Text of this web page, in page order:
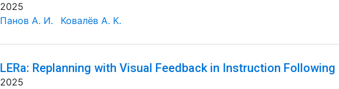
2025
Панов А. И.
Ковалёв А. К.
LERa: Replanning with Visual Feedback in Instruction Following
2025